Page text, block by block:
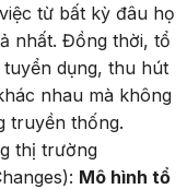
từ bất kỳ đâu họ
nhất. Đồng thời, tổ
dụng, thu hút
nhau mà không
truyền thống.
thị trường
Mô hình tổ